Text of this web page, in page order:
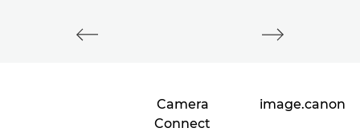
Camera
Connect
image.canon